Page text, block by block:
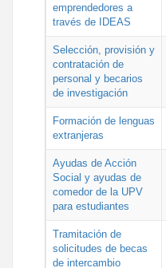
emprendedores a
través de IDEAS
Selección, provisión y
contratación de
personal y becarios
de investigación
Formación de lenguas
extranjeras
Ayudas de Acción
Social y ayudas de
comedor de la UPV
para estudiantes
Tramitación de
solicitudes de becas
de intercambio